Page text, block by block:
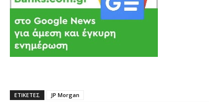
ΕΤΙΚΕΤΕΣ
JP Morgan